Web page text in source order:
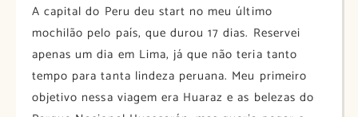
A capital do Peru deu start no meu último
mochilão pelo país, que durou 17 dias. Reservei
apenas um dia em Lima, já que não teria tanto
tempo para tanta lindeza peruana. Meu primeiro
objetivo nessa viagem era Huaraz e as belezas do